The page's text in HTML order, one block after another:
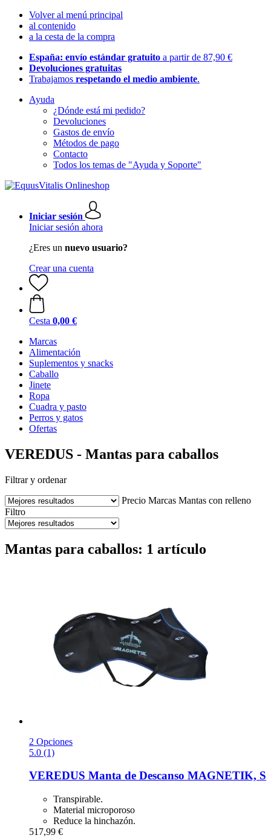
Volver al menú principal
al contenido
a la cesta de la compra
España: envío estándar gratuito a partir de 87,90 €
Devoluciones gratuitas
Trabajamos respetando el medio ambiente.
Ayuda
¿Dónde está mi pedido?
Devoluciones
Gastos de envío
Métodos de pago
Contacto
Todos los temas de "Ayuda y Soporte"
Iniciar sesión
Iniciar sesión ahora
¿Eres un nuevo usuario?
Crear una cuenta
Cesta 0,00 €
Marcas
Alimentación
Suplementos y snacks
Caballo
Jinete
Ropa
Cuadra y pasto
Perros y gatos
Ofertas
VEREDUS - Mantas para caballos
Filtrar y ordenar
Precio Marcas Mantas con relleno
Filtro
Mantas para caballos: 1 artículo
2 Opciones
5.0 (1)
VEREDUS Manta de Descanso MAGNETIK, S
Transpirable.
Material microporoso
Reduce la hinchazón.
517,99 €